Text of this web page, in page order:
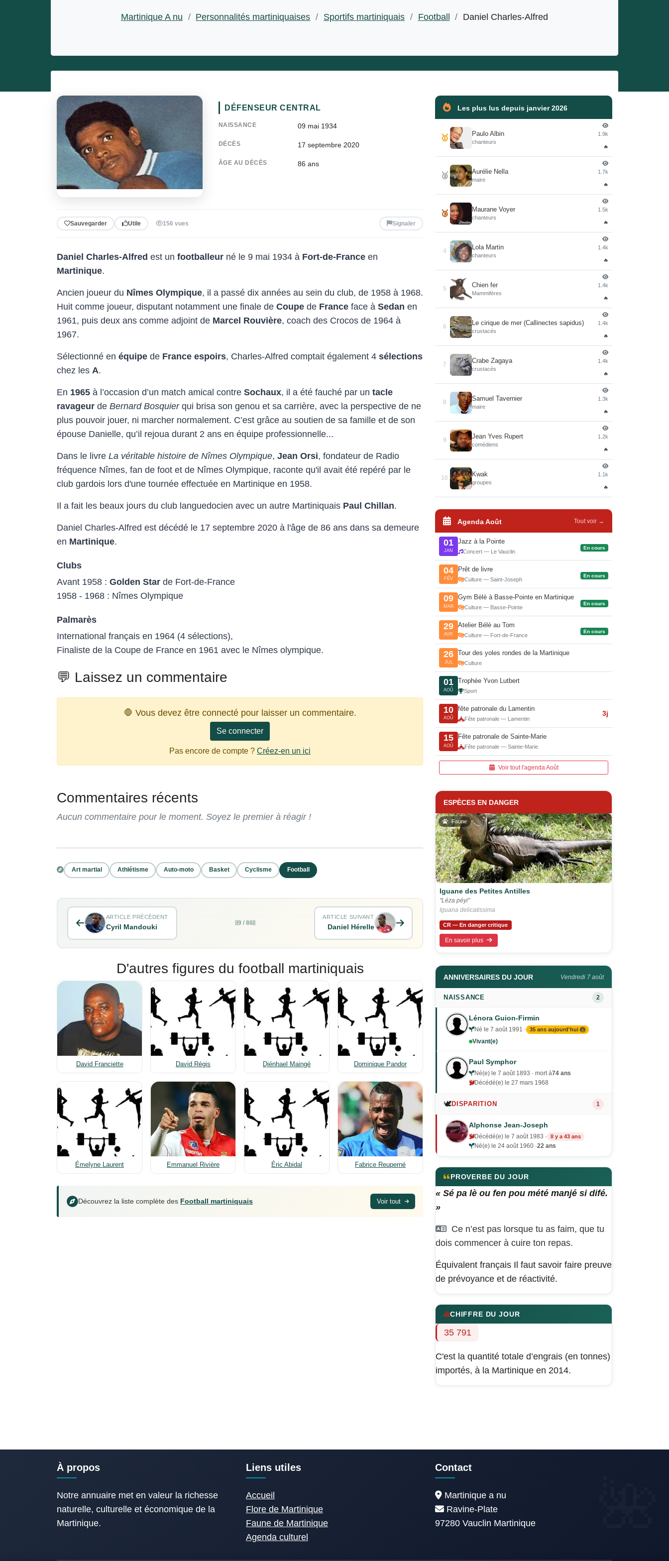
Martinique A nu / Personnalités martiniquaises / Sportifs martiniquais / Football / Daniel Charles-Alfred
DÉFENSEUR CENTRAL
NAISSANCE 09 mai 1934
DÉCÈS 17 septembre 2020
ÂGE AU DÉCÈS 86 ans
Sauvegarder Utile 156 vues Signaler
Daniel Charles-Alfred est un footballeur né le 9 mai 1934 à Fort-de-France en
Martinique.
Ancien joueur du Nîmes Olympique, il a passé dix années au sein du club, de 1958 à 1968.
Huit comme joueur, disputant notamment une finale de Coupe de France face à Sedan en
1961, puis deux ans comme adjoint de Marcel Rouvière, coach des Crocos de 1964 à
1967.
Sélectionné en équipe de France espoirs, Charles-Alfred comptait également 4 sélections
chez les A.
En 1965 à l’occasion d’un match amical contre Sochaux, il a été fauché par un tacle
ravageur de Bernard Bosquierqui brisa son genou et sa carrière, avec la perspective de ne
plus pouvoir jouer, ni marcher normalement. C’est grâce au soutien de sa famille et de son
épouse Danielle, qu’il rejoua durant 2 ans en équipe professionnelle...
Dans le livre La véritable histoire de Nîmes Olympique, Jean Orsi, fondateur de Radio
fréquence Nîmes, fan de foot et de Nîmes Olympique, raconte qu'il avait été repéré par le
club gardois lors d'une tournée effectuée en Martinique en 1958.
Il a fait les beaux jours du club languedocien avec un autre Martiniquais Paul Chillan.
Daniel Charles-Alfred est décédé le 17 septembre 2020 à l'âge de 86 ans dans sa demeure
en Martinique.
Clubs
Avant 1958 : Golden Star de Fort-de-France
1958 - 1968 : Nîmes Olympique
Palmarès
International français en 1964 (4 sélections),
Finaliste de la Coupe de France en 1961 avec le Nîmes olympique.
💬 Laissez un commentaire
🛑 Vous devez être connecté pour laisser un commentaire.
Se connecter
Pas encore de compte ? Créez-en un ici
Commentaires récents
Aucun commentaire pour le moment. Soyez le premier à réagir !
Art martial Athlétisme Auto-moto Basket Cyclisme Football
ARTICLE PRÉCÉDENT
Cyril Mandouki
9 / 86
ARTICLE SUIVANT
Daniel Hérelle
D'autres figures du football martiniquais
David Franciette David Régis Djénhael Maingé Dominique Pandor
Émelyne Laurent Emmanuel Rivière Éric Abidal Fabrice Reuperné
Découvrez la liste complète des Football martiniquais Voir tout
Les plus lus depuis janvier 2026
🥇 Paulo Albin
chanteurs
1.9k
🔥
🥈 Aurélie Nella
maire
1.7k
🔥
🥉 Maurane Voyer
chanteurs
1.5k
🔥
4
Lola Martin
chanteurs
1.4k
🔥
5
Chien fer
Mammifères
1.4k
🔥
6
Le cirique de mer (Callinectes sapidus)
crustacés
1.4k
🔥
7
Crabe Zagaya
crustacés
1.4k
🔥
8
Samuel Tavernier
maire
1.3k
🔥
9
Jean Yves Rupert
comédiens
1.2k
🔥
10
Kwak
groupes
1.1k
🔥
Agenda Août Tout voir →
01
JAN
Jazz à la Pointe
Concert — Le Vauclin
En cours
04
FÉV
Prêt de livre
Culture — Saint-Joseph
En cours
09
MAR
Gym Bèlè à Basse-Pointe en Martinique
Culture — Basse-Pointe
En cours
29
AVR
Atelier Bélè au Tom
Culture — Fort-de-France
En cours
26
JUL
Tour des yoles rondes de la Martinique
Culture
01
AOÛ
Trophée Yvon Lutbert
Sport
10
AOÛ
fête patronale du Lamentin
Fête patronale — Lamentin
3j
15
AOÛ
Fête patronale de Sainte-Marie
Fête patronale — Sainte-Marie
Voir tout l'agenda Août
ESPÈCES EN DANGER
Faune
Iguane des Petites Antilles
"Léza péyi"
Iguana delicatissima
CR — En danger critique
En savoir plus
ANNIVERSAIRES DU JOUR Vendredi 7 août
NAISSANCE 2
Lénora Guion-Firmin
Né le 7 août 1991 · 35 ans aujourd'hui 🎂
Vivant(e)
Paul Symphor
Né(e) le 7 août 1893 · mort à74 ans
Décédé(e) le 27 mars 1968
🕊️DISPARITION 1
Alphonse Jean-Joseph
Décédé(e) le 7 août 1983 · Il y a 43 ans
Né(e) le 24 août 1960 ·22 ans
PROVERBE DU JOUR
« Sé pa lè ou fen pou mété manjé si difé.
»
Ce n’est pas lorsque tu as faim, que tu
dois commencer à cuire ton repas.
Équivalent français Il faut savoir faire preuve
de prévoyance et de réactivité.
CHIFFRE DU JOUR
35 791
C'est la quantité totale d’engrais (en tonnes)
importés, à la Martinique en 2014.
À propos
Notre annuaire met en valeur la richesse
naturelle, culturelle et économique de la
Martinique.
Liens utiles
Accueil
Flore de Martinique
Faune de Martinique
Agenda culturel
Contact
Martinique a nu
Ravine-Plate
97280 Vauclin Martinique